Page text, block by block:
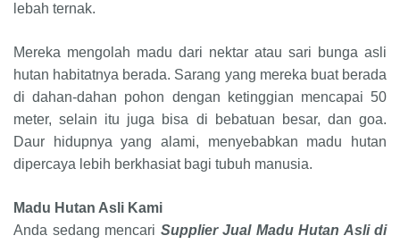
lebah ternak.
Mereka mengolah madu dari nektar atau sari bunga asli
hutan habitatnya berada. Sarang yang mereka buat berada
di dahan-dahan pohon dengan ketinggian mencapai 50
meter, selain itu juga bisa di bebatuan besar, dan goa.
Daur hidupnya yang alami, menyebabkan madu hutan
dipercaya lebih berkhasiat bagi tubuh manusia.
Madu Hutan Asli Kami
Anda sedang mencari Supplier Jual Madu Hutan Aslidi